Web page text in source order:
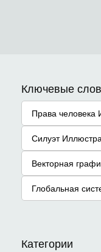
Ключевые
Права человека
Силуэт
Векторная
Глобальная
Категории